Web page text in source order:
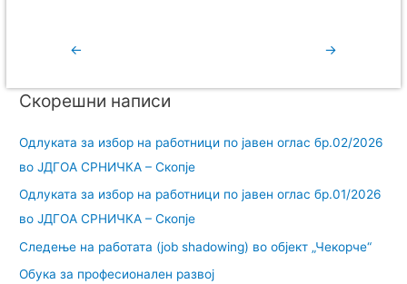
← →
Скорешни написи
Одлуката за избор на работници по јавен оглас бр.02/2026
во ЈДГОА СРНИЧКА – Скопје
Одлуката за избор на работници по јавен оглас бр.01/2026
во ЈДГОА СРНИЧКА – Скопје
Следење на работата (job shadowing) во објект „Чекорче“
Обука за професионален развој